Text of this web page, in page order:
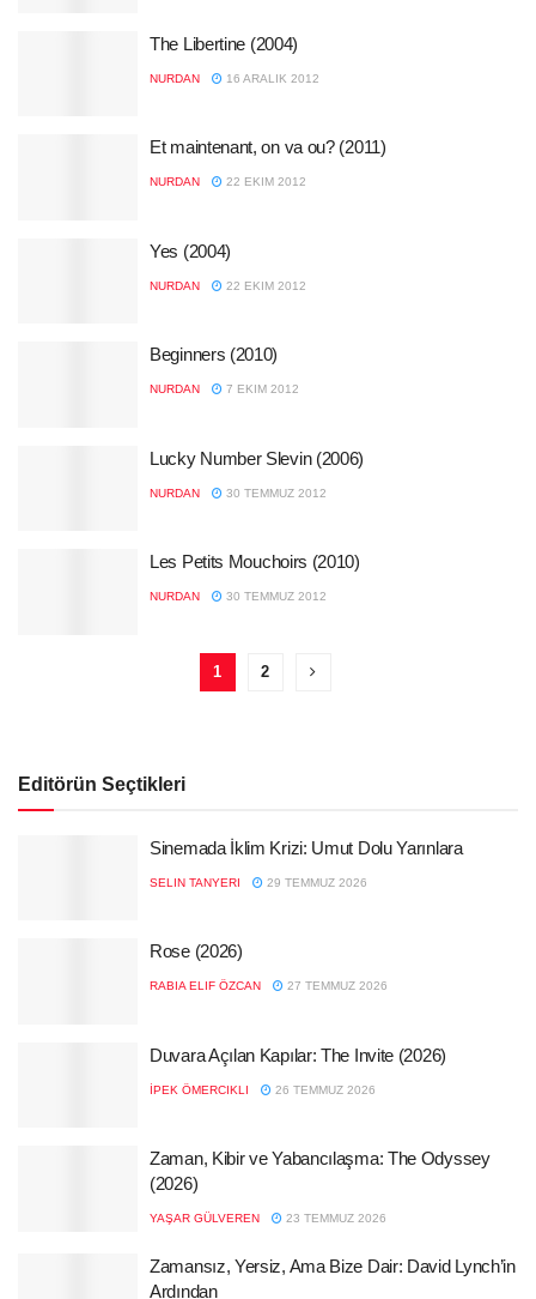
The Libertine (2004)
NURDAN 16 ARALIK 2012
Et maintenant, on va ou? (2011)
NURDAN 22 EKIM 2012
Yes (2004)
NURDAN 22 EKIM 2012
Beginners (2010)
NURDAN 7 EKIM 2012
Lucky Number Slevin (2006)
NURDAN 30 TEMMUZ 2012
Les Petits Mouchoirs (2010)
NURDAN 30 TEMMUZ 2012
1 2
Editörün Seçtikleri
Sinemada İklim Krizi: Umut Dolu Yarınlara
SELIN TANYERI 29 TEMMUZ 2026
Rose (2026)
RABIA ELIF ÖZCAN 27 TEMMUZ 2026
Duvara Açılan Kapılar: The Invite (2026)
İPEK ÖMERCIKLI 26 TEMMUZ 2026
Zaman, Kibir ve Yabancılaşma: The Odyssey
(2026)
YAŞAR GÜLVEREN 23 TEMMUZ 2026
Zamansız, Yersiz, Ama Bize Dair: David Lynch’in
Ardından